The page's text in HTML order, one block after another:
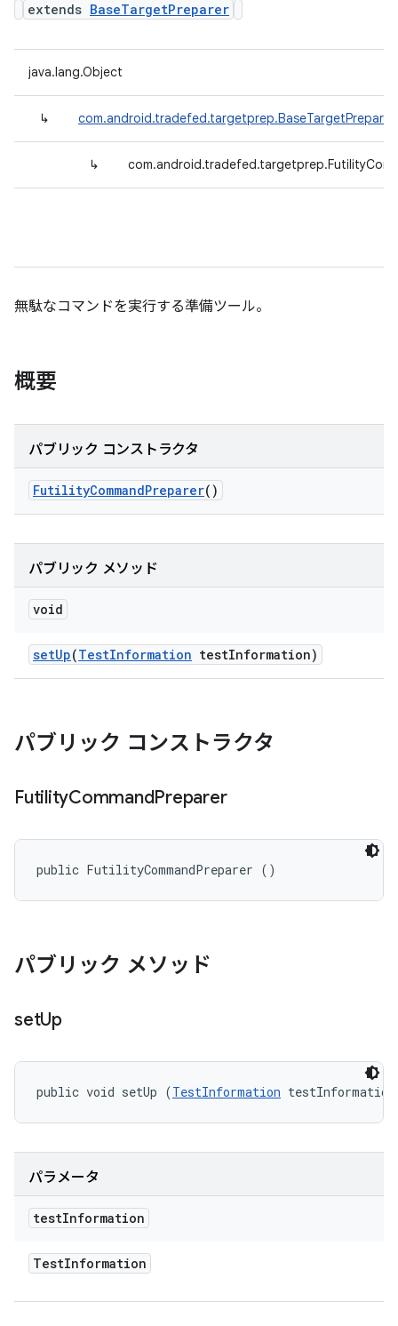
extends BaseTargetPreparer
java.lang.Object
↳ com.android.tradefed.targetprep.BaseTargetPreparer
↳
無駄なコマンドを実行する準備ツール。
概要
パブリック コンストラクタ
FutilityCommandPreparer()
パブリック メソッド
void
setUp(TestInformation testInformation)
パブリック コンストラクタ
FutilityCommandPreparer
public FutilityCommandPreparer ()
パブリック メソッド
setUp
public void setUp (TestInformation
パラメータ
testInformation
TestInformation